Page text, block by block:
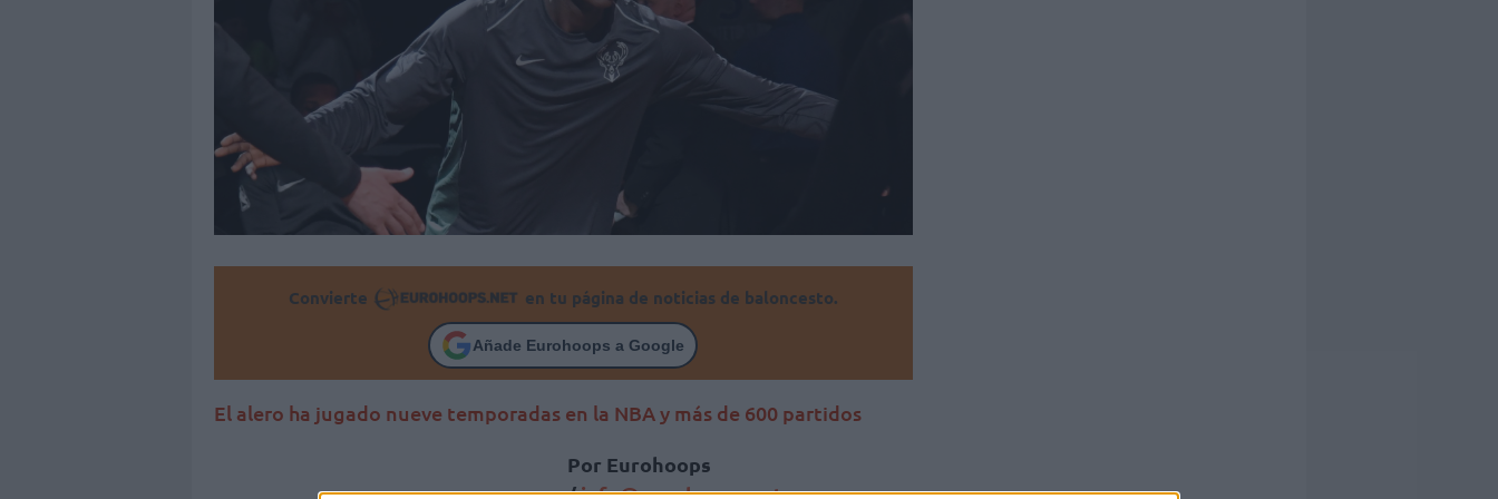
Convierte en tu página de noticias de baloncesto.
Añade Eurohoops a Google
El alero ha jugado nueve temporadas en la NBA y más de 600 partidos
Por Eurohoops
/info@eurohoops.net